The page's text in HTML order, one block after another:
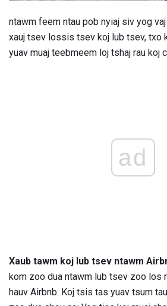
ntawm feem ntau pob nyiaj siv yog
xauj tsev lossis tsev koj lub tsev, txo
yuav muaj teebmeem loj tshaj rau koj
ad
Xaub tawm koj lub tsev ntawm
kom zoo dua ntawm lub tsev zoo los
hauv Airbnb. Koj tsis tas yuav tsum